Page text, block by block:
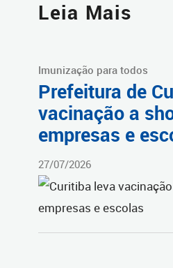
Leia Mais
Imunização para todos
Prefeitura de
vacinação a
empresas e
27/07/2026